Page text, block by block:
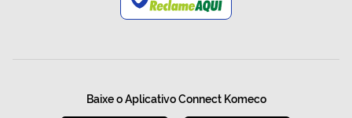
Baixe o Aplicativo Connect Komeco